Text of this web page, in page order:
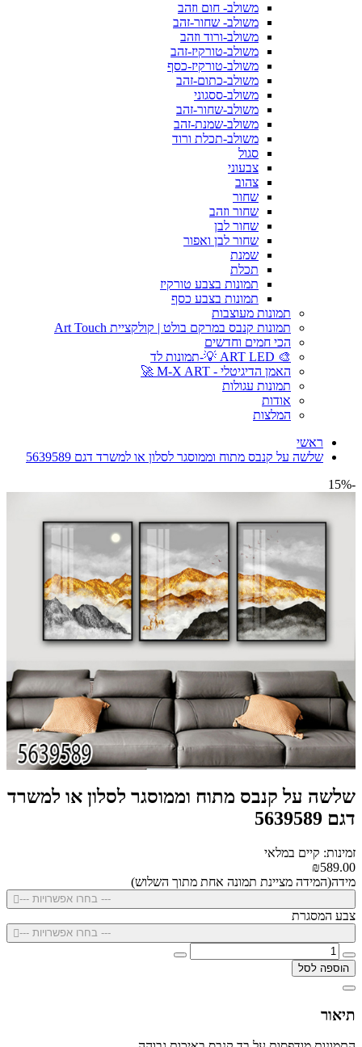
משולב- חום וזהב
משולב- שחור-זהב
משולב-ורוד וזהב
משולב-טורקיז-זהב
משולב-טורקיז-כסף
משולב-כתום-זהב
משולב-ססגוני
משולב-שחור-זהב
משולב-שמנת-זהב
משולב-תכלת ורוד
סגול
צבעוני
צהוב
שחור
שחור וזהב
שחור לבן
שחור לבן ואפור
שמנת
תכלת
תמונות בצבע טורקיז
תמונות בצבע כסף
תמונות מעוצבות
תמונות קנבס במרקם בולט | קולקציית Art Touch
הכי חמים וחדשים
🎨 ART LED 💡-תמונות לד
האמן הדיגיטלי - M-X ART 🚀
תמונות עגולות
אודות
המלצות
ראשי
שלשה על קנבס מתוח וממוסגר לסלון או למשרד דגם 5639589
-15%
שלשה על קנבס מתוח וממוסגר לסלון או למשרד
דגם 5639589
זמינות: קיים במלאי
₪589.00
מידה(המידה מציינת תמונה אחת מתוך השלוש)
--- בחרו אפשרויות ---
צבע המסגרת
--- בחרו אפשרויות ---
הוספה לסל
תיאור